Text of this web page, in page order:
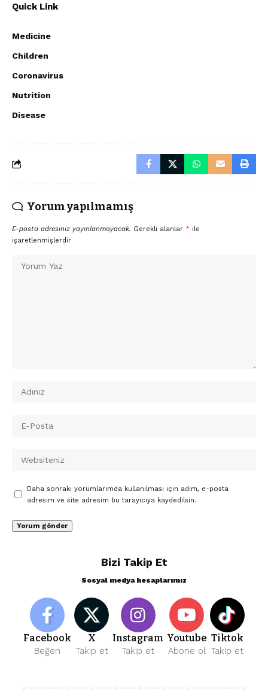
Quick Link
Medicine
Children
Coronavirus
Nutrition
Disease
Yorum yapılmamış
E-posta adresiniz yayınlanmayacak. Gerekli alanlar * ile
işaretlenmişlerdir
Daha sonraki yorumlarımda kullanılması için adım, e-posta
adresim ve site adresim bu tarayıcıya kaydedilsin.
Bizi Takip Et
Sosyal medya hesaplarımız
Facebook
Beğen
X
Takip et
Instagram
Takip et
Youtube
Abone ol
Tiktok
Takip et